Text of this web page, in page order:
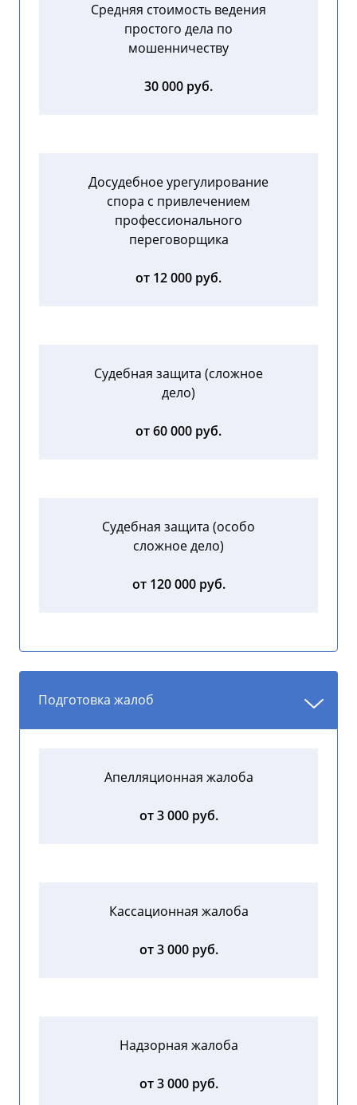
Средняя стоимость ведения
простого дела по
мошенничеству
30 000 руб.
Досудебное урегулирование
спора с привлечением
профессионального
переговорщика
от 12 000 руб.
Судебная защита (сложное
дело)
от 60 000 руб.
Судебная защита (особо
сложное дело)
от 120 000 руб.
Подготовка жалоб
Апелляционная жалоба
от 3 000 руб.
Кассационная жалоба
от 3 000 руб.
Надзорная жалоба
от 3 000 руб.